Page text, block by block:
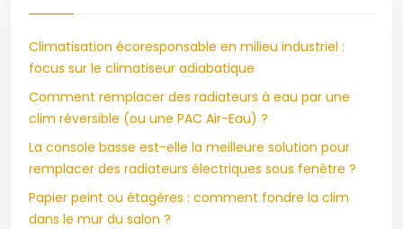
Climatisation écoresponsable en milieu industriel :
focus sur le climatiseur adiabatique
Comment remplacer des radiateurs à eau par une
clim réversible (ou une PAC Air-Eau) ?
La console basse est-elle la meilleure solution pour
remplacer des radiateurs électriques sous fenêtre ?
Papier peint ou étagères : comment fondre la clim
dans le mur du salon ?